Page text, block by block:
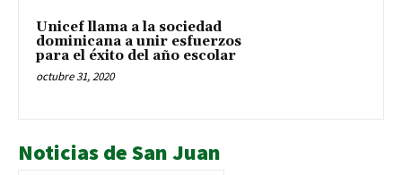
Unicef llama a la sociedad
dominicana a unir esfuerzos
para el éxito del año escolar
octubre 31, 2020
Noticias de San Juan